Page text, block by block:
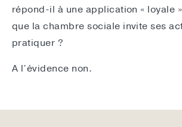
répond-il à une application « loyale
que la chambre sociale invite ses
pratiquer ?
A l’évidence non.